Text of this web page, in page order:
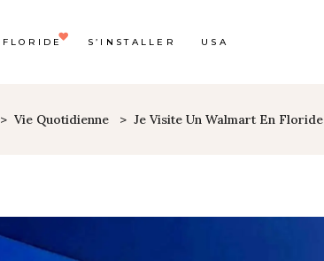
FLORIDE S’INSTALLER USA
> Vie Quotidienne > Je Visite Un Walmart En Floride